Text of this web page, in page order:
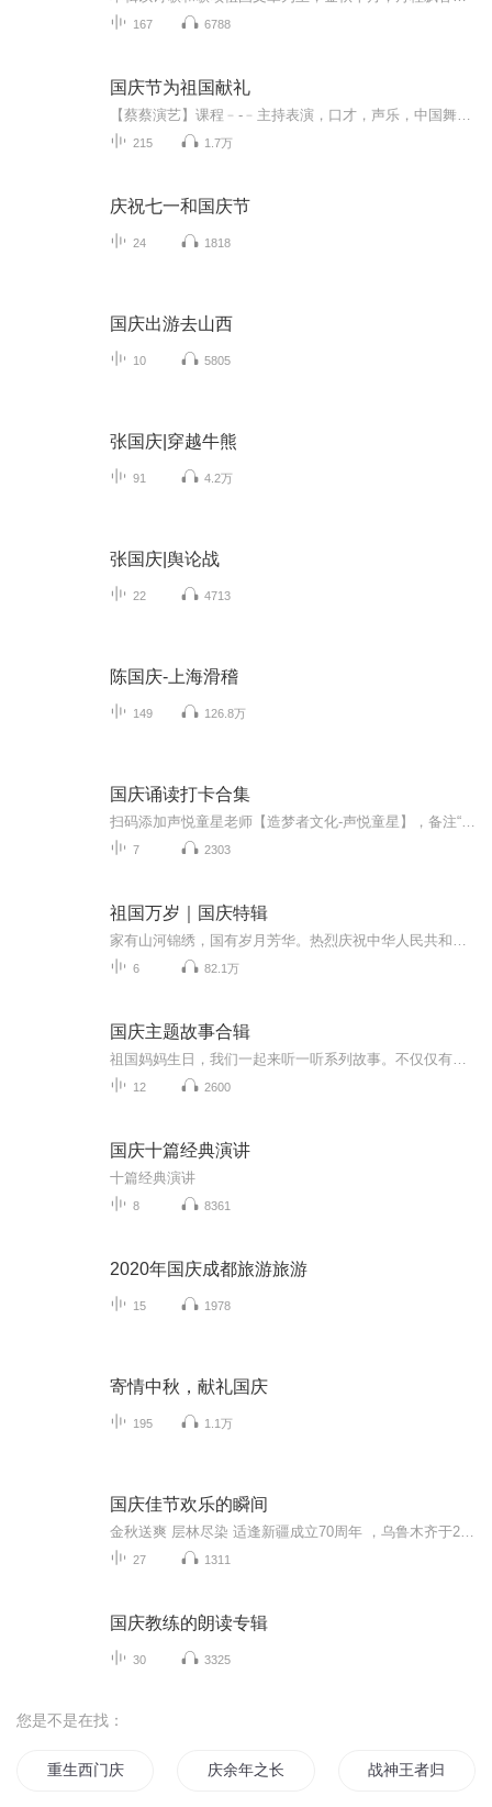
167 6788
国庆节为祖国献礼
215 1.7万
庆祝七一和国庆节
24 1818
国庆出游去山西
10 5805
张国庆|穿越牛熊
91 4.2万
张国庆|舆论战
22 4713
陈国庆-上海滑稽
149 126.8万
国庆诵读打卡合集
7 2303
祖国万岁｜国庆特辑
6 82.1万
国庆主题故事合辑
12 2600
国庆十篇经典演讲
十篇经典演讲
8 8361
2020年国庆成都旅游旅游
15 1978
寄情中秋，献礼国庆
195 1.1万
国庆佳节欢乐的瞬间
27 1311
国庆教练的朗读专辑
30 3325
您是不是在找：
重生西门庆 庆余年之长歌行 战神王者归来陈宁